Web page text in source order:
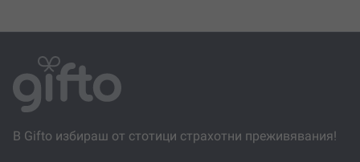
В Gifto избираш от стотици страхотни преживявания!